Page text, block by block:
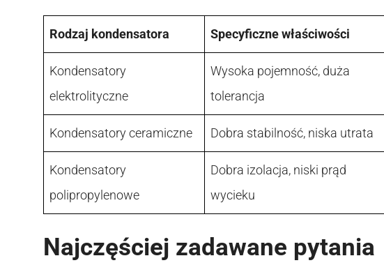
Rodzaj kondensatora Specyficzne właściwości
Kondensatory
elektrolityczne
Wysoka pojemność, duża
tolerancja
Kondensatory ceramiczne Dobra stabilność, niska utrata
Kondensatory
polipropylenowe
Dobra izolacja, niski prąd
wycieku
Najczęściej zadawane pytania